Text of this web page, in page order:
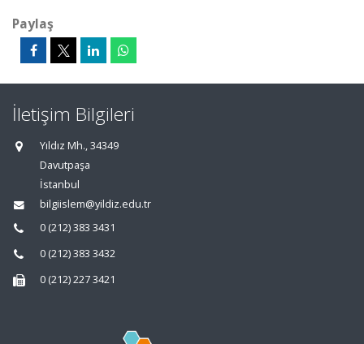
Paylaş
İletişim Bilgileri
Yıldız Mh., 34349
Davutpaşa
İstanbul
bilgiislem@yildiz.edu.tr
0 (212) 383 3431
0 (212) 383 3432
0 (212) 227 3421